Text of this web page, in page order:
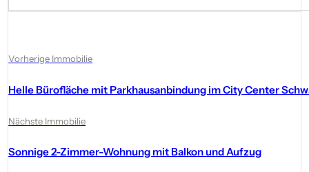
Vorherige Immobilie
Helle Bürofläche mit Parkhausanbindung im City Center
Nächste Immobilie
Sonnige 2-Zimmer-Wohnung mit Balkon und Aufzug